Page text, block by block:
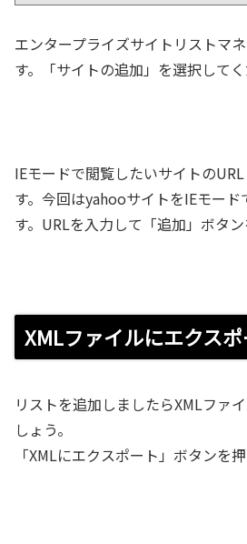
エンタープライズサイトリストマ
す。「サイトの追加」を選択してく
IEモードで閲覧したいサイトの
す。今回はyahooサイトをIEモー
す。URLを入力して「追加」ボタン
XMLファイルにエクス
リストを追加しましたらXMLファ
しょう。
「XMLにエクスポート」ボタンを